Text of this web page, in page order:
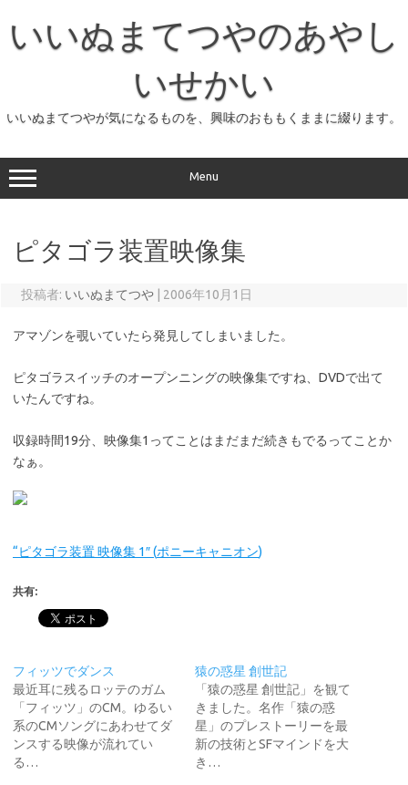
プ
いいぬまてつやのあやし
いせかい
いいぬまてつやが気になるものを、興味のおももくままに綴ります。
Menu
ピタゴラ装置映像集
投稿者: いいぬまてつや 2006年10月1日
アマゾンを覗いていたら発見してしまいました。
ピタゴラスイッチのオープンニングの映像集ですね、DVDで出て
いたんですね。
収録時間19分、映像集1ってことはまだまだ続きもでるってことか
なぁ。
“ピタゴラ装置映像集 1″ (ポニーキャニオン)
共有:
フィッツでダンス
最近耳に残るロッテのガム
「フィッツ」のCM。ゆるい
系のCMソングにあわせてダ
ンスする映像が流れてい
る…
猿の惑星 創世記
「猿の惑星 創世記」を観て
きました。名作「猿の惑
星」のプレストーリーを最
新の技術とSFマインドを大
き…